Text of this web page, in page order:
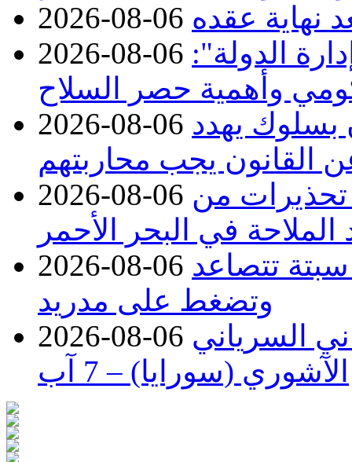
2026-08-06 نهاية عقده
2026-08-06 الدولة":
وأهمية حصر السلاح
2026-08-06 بسلوك يهدد
القانون يجب محاربتهم
2026-08-06 من
الملاحة في البحر الأحمر
2026-08-06 تتصاعد
وتضغط على مدريد
2026-08-06 السرياني
الآشوري (سورايا) – 7 آب